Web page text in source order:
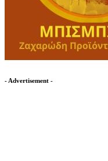
- Advertisement -